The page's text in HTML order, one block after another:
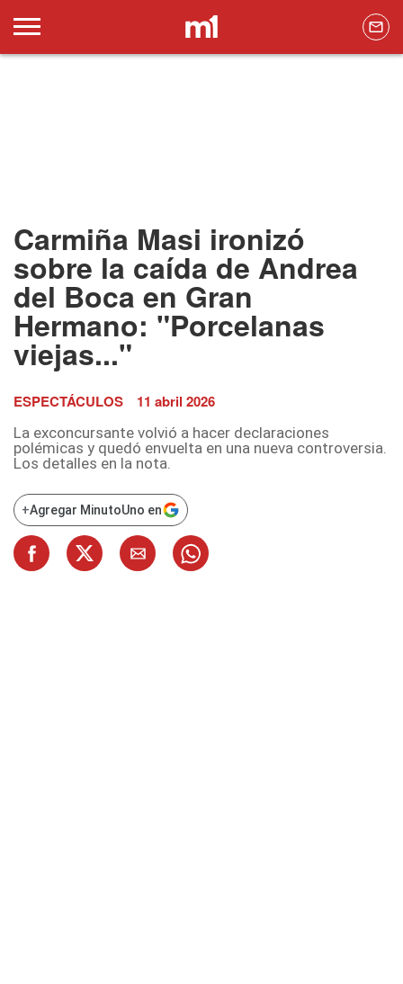
Carmiña Masi ironizó
sobre la caída de Andrea
del Boca en Gran
Hermano: "Porcelanas
viejas..."
ESPECTÁCULOS 11 abril 2026
La exconcursante volvió a hacer declaraciones
polémicas y quedó envuelta en una nueva controversia.
Los detalles en la nota.
+Agregar MinutoUno en